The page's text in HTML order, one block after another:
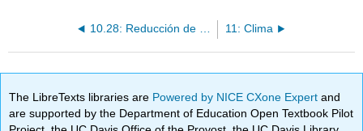
10.28: Reducción de la contaminación del aire 11: Clima
The LibreTexts libraries are Powered by NICE CXone Expertand
are supported by the Department of Education Open Textbook Pilot